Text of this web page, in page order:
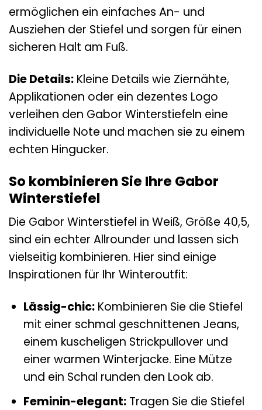
ermöglichen ein einfaches An- und
Ausziehen der Stiefel und sorgen für einen
sicheren Halt am Fuß.
Die Details: Kleine Details wie Ziernähte,
Applikationen oder ein dezentes Logo
verleihen den Gabor Winterstiefeln eine
individuelle Note und machen sie zu einem
echten Hingucker.
So kombinieren Sie Ihre Gabor
Winterstiefel
Die Gabor Winterstiefel in Weiß, Größe 40,5,
sind ein echter Allrounder und lassen sich
vielseitig kombinieren. Hier sind einige
Inspirationen für Ihr Winteroutfit:
Lässig-chic:Kombinieren Sie die Stiefel
mit einer schmal geschnittenen Jeans,
einem kuscheligen Strickpullover und
einer warmen Winterjacke. Eine Mütze
und ein Schal runden den Look ab.
Feminin-elegant:Tragen Sie die Stiefel